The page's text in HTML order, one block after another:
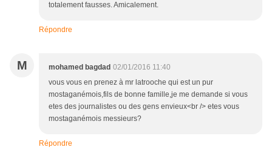
totalement fausses. Amicalement.
Répondre
M mohamed bagdad 02/01/2016 11:40
vous vous en prenez à mr latrooche qui est un pur
mostaganémois,fils de bonne famille,je me demande si vous
etes des journalistes ou des gens envieux<br /> etes vous
mostaganémois messieurs?
Répondre